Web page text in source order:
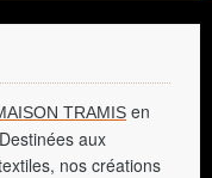
TRAMIS en
aux
nos créations